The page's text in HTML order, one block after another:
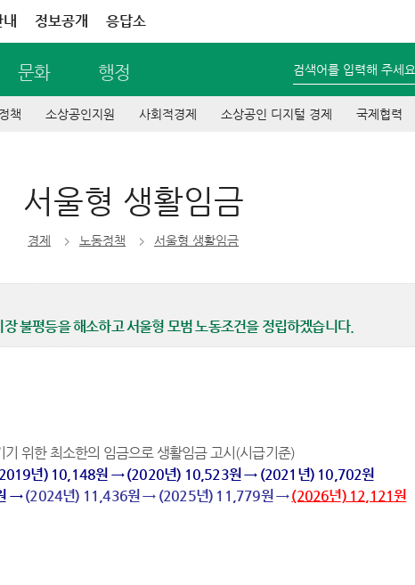
정보공개 응답소
문화 행정 검색어를 입력해 주세요
책 소상공인지원 사회적경제 소상공인 디지털 경제 국제협력
서울형 생활임금
경제 노동정책 서울형 생활임금
불평등을 해소하고 서울형 모범 노동조건을 정립하겠습니다.
위한 최소한의 임금으로 생활임금 고시(시급기준)
년) 10,148원 → (2020년) 10,523원 → (2021년) 10,702원
→(2024년) 11,436원 →(2025년) 11,779원→(2026년) 12,121원